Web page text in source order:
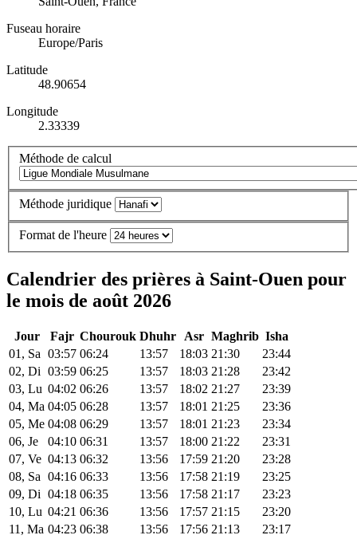
Fuseau horaire
Europe/Paris
Latitude
48.90654
Longitude
2.33339
Méthode de calcul
Méthode juridique
Format de l'heure
Calendrier des prières à Saint-Ouen pour
le mois de août 2026
Jour Fajr Chourouk Dhuhr Asr Maghrib Isha
01, Sa 03:57 06:24 13:57 18:03 21:30
23:44
02, Di 03:59 06:25 13:57 18:03 21:28
23:42
03, Lu 04:02 06:26 13:57 18:02 21:27
23:39
04, Ma 04:05 06:28 13:57 18:01 21:25
23:36
05, Me 04:08 06:29 13:57 18:01 21:23
23:34
06, Je
04:10 06:31 13:57 18:00 21:22
23:31
07, Ve 04:13 06:32 13:56 17:59 21:20
23:28
08, Sa 04:16 06:33 13:56 17:58 21:19
23:25
09, Di 04:18 06:35 13:56 17:58 21:17
23:23
10, Lu 04:21 06:36 13:56 17:57 21:15
23:20
11, Ma 04:23 06:38 13:56 17:56 21:13
23:17